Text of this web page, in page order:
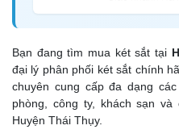
Bạn đang tìm mua két sắt tại
đại lý phân phối két sắt chính
chuyên cung cấp đa dạng
phòng, công ty, khách sạn
Huyện Thái Thụy.